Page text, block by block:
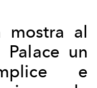
mostra al
Palace un
e